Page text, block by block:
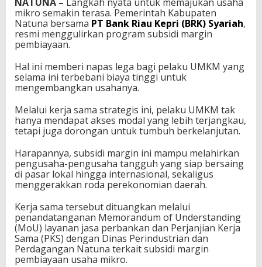
mikro semakin terasa. Pemerintah Kabupaten
Natuna bersama PT Bank Riau Kepri (BRK) Syariah,
resmi menggulirkan program subsidi margin
pembiayaan.
Hal ini memberi napas lega bagi pelaku UMKM yang
selama ini terbebani biaya tinggi untuk
mengembangkan usahanya.
Melalui kerja sama strategis ini, pelaku UMKM tak
hanya mendapat akses modal yang lebih terjangkau,
tetapi juga dorongan untuk tumbuh berkelanjutan.
Harapannya, subsidi margin ini mampu melahirkan
pengusaha-pengusaha tangguh yang siap bersaing
di pasar lokal hingga internasional, sekaligus
menggerakkan roda perekonomian daerah.
Kerja sama tersebut dituangkan melalui
penandatanganan Memorandum of Understanding
(MoU) layanan jasa perbankan dan Perjanjian Kerja
Sama (PKS) dengan Dinas Perindustrian dan
Perdagangan Natuna terkait subsidi margin
pembiayaan usaha mikro.